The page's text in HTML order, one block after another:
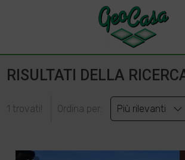
RISULTATI DELLA
1 trovati! Ordina per: Più rilevanti